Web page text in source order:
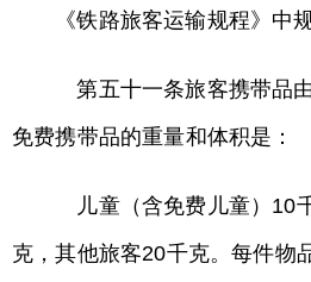
《铁路旅客运输规程》中规
第五十一条旅客携带品由
免费携带品的重量和体积是：
儿童（含免费儿童）10
克，其他旅客20千克。每件物